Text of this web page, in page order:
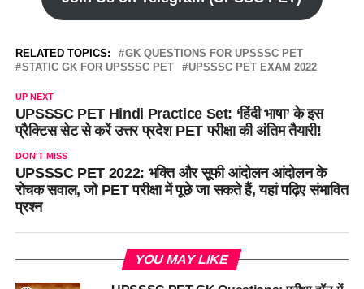
RELATED TOPICS:
GK QUESTIONS FOR UPSSSC PET
STATIC GK FOR UPSSSC PET
UPSSSC PET EXAM 2022
UP NEXT
UPSSSC PET Hindi Practice Set: ‘हिंदी भाषा’ के इस
प्रैक्टिस सेट से करें उत्तर प्रदेश PET परीक्षा की अंतिम तैयारी!
DON'T MISS
UPSSSC PET 2022: भक्ति और सूफी आंदोलन आंदोलन के
रोचक सवाल, जो PET परीक्षा में पूछे जा सकते हैं, यहां पढ़िए संभावित
प्रश्न
YOU MAY LIKE